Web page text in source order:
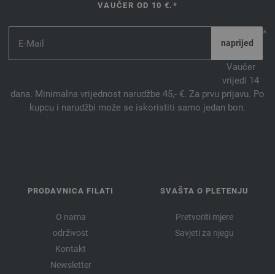
VAUČER OD 10 €.*
*
Vaučer
vrijedi 14
dana. Minimalna vrijednost narudžbe 45,- €. Za prvu prijavu. Po
kupcu i narudžbi može se iskoristiti samo jedan bon.
PRODAVNICA FILATI
O nama
održivost
Kontakt
Newsletter
SVAŠTA O PLETENJU
Pretvoriti mjere
Savjeti za njegu